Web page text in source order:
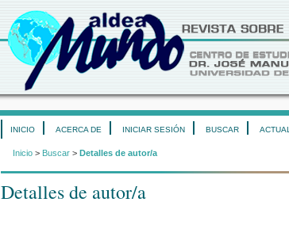
INICIO ACERCA DE INICIAR SESIÓN BUSCAR ACTUAL
Inicio > Buscar > Detalles de autor/a
Detalles de autor/a